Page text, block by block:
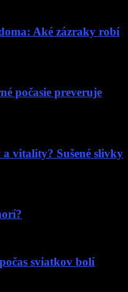
Aké zázraky robí
počasie preveruje
vitality? Sušené slivky
sviatkov bolí